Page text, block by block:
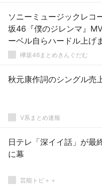
ソニーミュージックレコ
坂46『僕のジレンマ』
ーベル自らハードル上げ
欅坂46まとめきんぐだむ
秋元康作詞のシングル売
V系まとめ速報
日テレ「深イイ話」が最
に幕
芸能トピ＋＋